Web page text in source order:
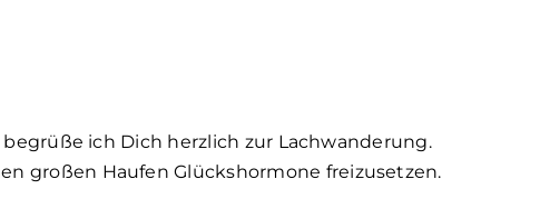
ich Dich herzlich zur Lachwanderung.
großen Haufen Glückshormone freizusetzen.